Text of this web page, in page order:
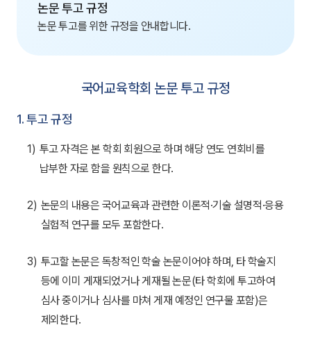
논문 투고 규정
논문 투고를 위한 규정을 안내합니다.
국어교육학회 논문 투고 규정
1. 투고 규정
1) 투고 자격은 본 학회 회원으로 하며 해당 연도 연회비를
납부한 자로 함을 원칙으로 한다.
2) 논문의 내용은 국어교육과 관련한 이론적·기술 설명적·응용
실험적 연구를 모두 포함한다.
3) 투고할 논문은 독창적인 학술 논문이어야 하며, 타 학술지
등에 이미 게재되었거나 게재될 논문(타 학회에 투고하여
심사 중이거나 심사를 마쳐 게재 예정인 연구물 포함)은
제외한다.